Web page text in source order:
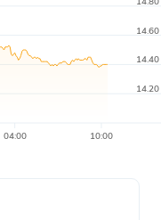
04:00 10:00
14.20
14.40
14.60